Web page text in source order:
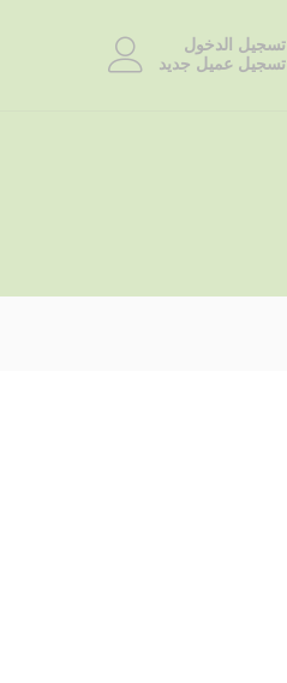
تسجيل الدخول
تسجيل عميل جديد